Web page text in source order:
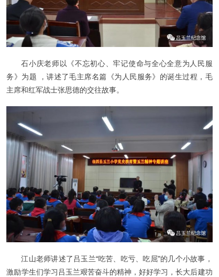
石小庆老师以《不忘初心、牢记使命与全心全意为人民服
务》为题 ，讲述了毛主席名篇《为人民服务》的诞生过程，毛
主席和红军战士张思德的交往故事。
江山老师讲述了吕玉兰“吃苦、吃亏、吃屈”的几个小故事，
激励学生们学习吕玉兰艰苦奋斗的精神，好好学习，长大后建功